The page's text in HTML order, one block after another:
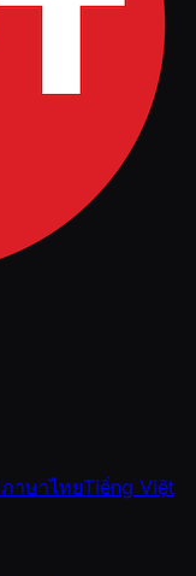
ภาษาไทยTiếng Việt